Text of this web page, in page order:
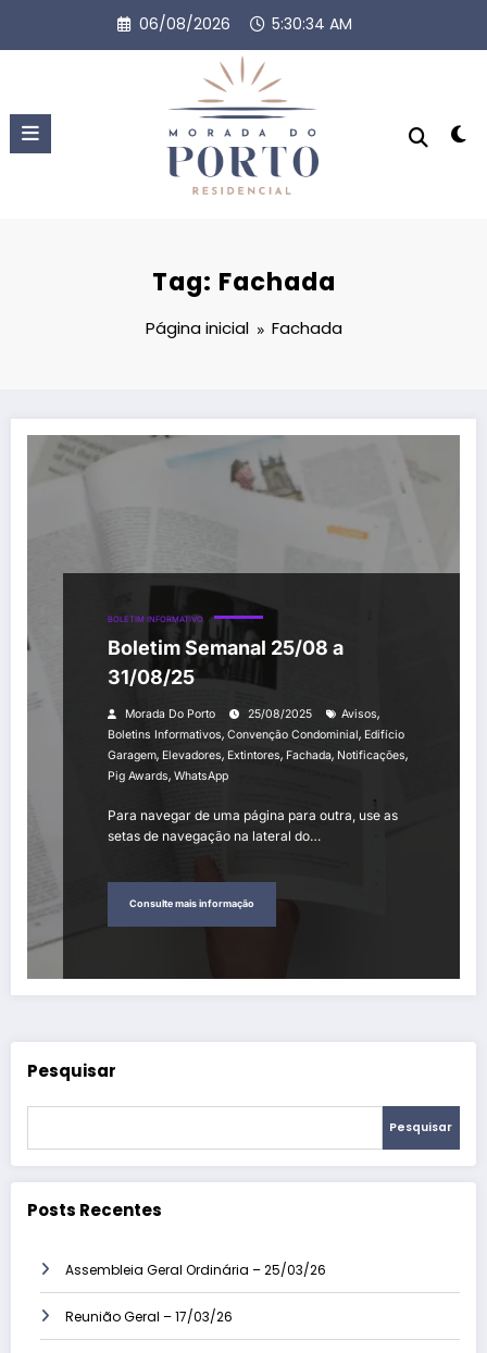
o
06/08/2026 5:30:34 AM
Tag: Fachada
Página inicial Fachada
BOLETIM INFORMATIVO
Boletim Semanal 25/08 a
31/08/25
Morada Do Porto 25/08/2025 Avisos,
Boletins Informativos, Convenção Condominial, Edifício
Garagem, Elevadores, Extintores, Fachada, Notificações,
Pig Awards, WhatsApp
Para navegar de uma página para outra, use as
setas de navegação na lateral do…
Consulte mais informação
Pesquisar
Pesquisar
Posts Recentes
Assembleia Geral Ordinária – 25/03/26
Reunião Geral – 17/03/26